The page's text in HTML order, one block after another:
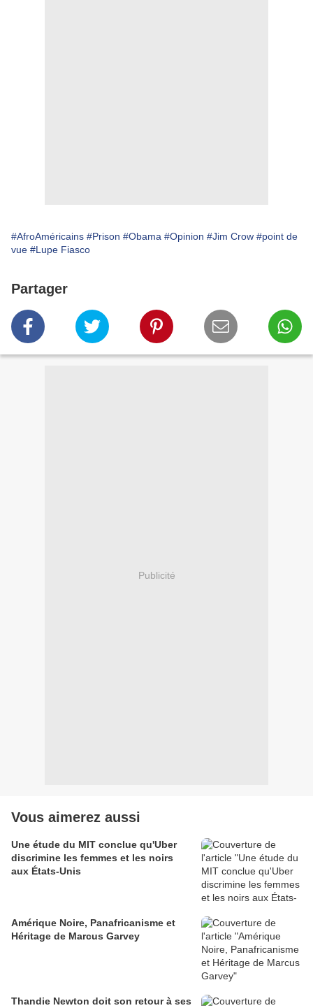
#AfroAméricains #Prison #Obama #Opinion #Jim Crow #point de
vue #Lupe Fiasco
Partager
Publicité
Vous aimerez aussi
Une étude du MIT conclue qu'Uber
discrimine les femmes et les noirs
aux États-Unis
Amérique Noire, Panafricanisme et
Héritage de Marcus Garvey
Thandie Newton doit son retour à ses